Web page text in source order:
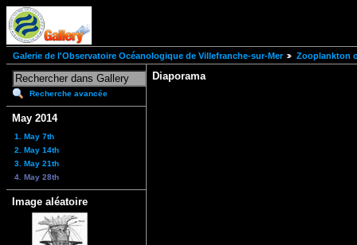
Galerie de l'Observatoire Océanologique de Villefranche-sur-Mer Zooplankton
Recherche avancée
May 2014
1. May 7th
2. May 14th
3. May 21th
4. May 28th
Image aléatoire
Diaporama